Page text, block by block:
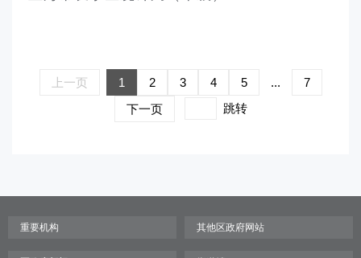
上一页 1 2 3 4 5 ...
7
下一页
跳转